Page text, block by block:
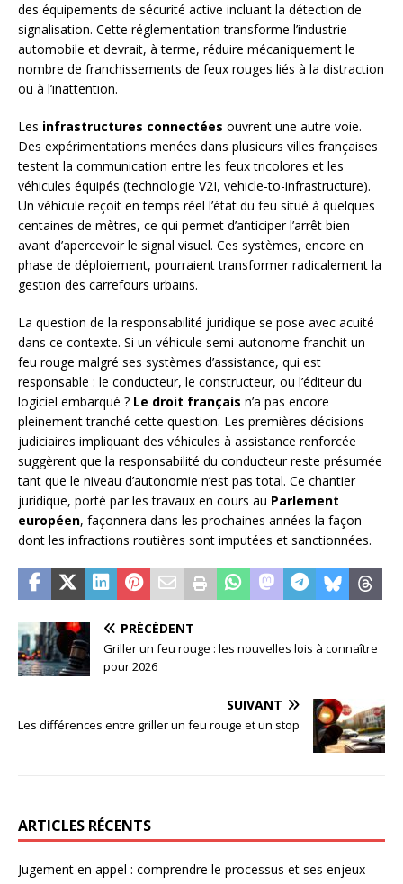
des équipements de sécurité active incluant la détection de
signalisation. Cette réglementation transforme l’industrie
automobile et devrait, à terme, réduire mécaniquement le
nombre de franchissements de feux rouges liés à la distraction
ou à l’inattention.
Les infrastructures connectées ouvrent une autre voie.
Des expérimentations menées dans plusieurs villes françaises
testent la communication entre les feux tricolores et les
véhicules équipés (technologie V2I, vehicle-to-infrastructure).
Un véhicule reçoit en temps réel l’état du feu situé à quelques
centaines de mètres, ce qui permet d’anticiper l’arrêt bien
avant d’apercevoir le signal visuel. Ces systèmes, encore en
phase de déploiement, pourraient transformer radicalement la
gestion des carrefours urbains.
La question de la responsabilité juridique se pose avec acuité
dans ce contexte. Si un véhicule semi-autonome franchit un
feu rouge malgré ses systèmes d’assistance, qui est
responsable : le conducteur, le constructeur, ou l’éditeur du
logiciel embarqué ? Le droit français n’a pas encore
pleinement tranché cette question. Les premières décisions
judiciaires impliquant des véhicules à assistance renforcée
suggèrent que la responsabilité du conducteur reste présumée
tant que le niveau d’autonomie n’est pas total. Ce chantier
juridique, porté par les travaux en cours au Parlement
européen, façonnera dans les prochaines années la façon
dont les infractions routières sont imputées et sanctionnées.
PRÉCÉDENT
Griller un feu rouge : les nouvelles lois à connaître
pour 2026
SUIVANT
Les différences entre griller un feu rouge et un stop
ARTICLES RÉCENTS
Jugement en appel : comprendre le processus et ses enjeux